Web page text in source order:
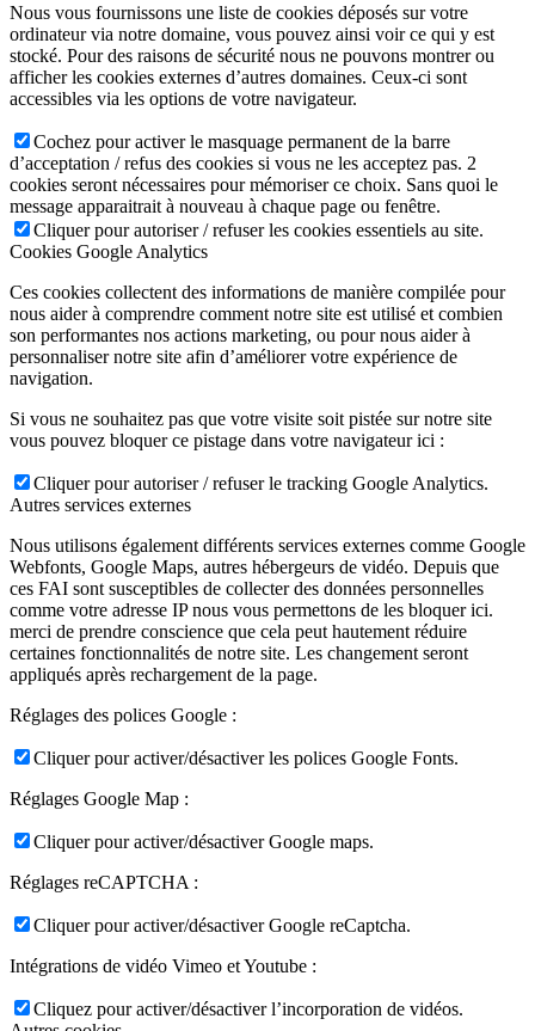
Nous vous fournissons une liste de cookies déposés sur votre
ordinateur via notre domaine, vous pouvez ainsi voir ce qui y est
stocké. Pour des raisons de sécurité nous ne pouvons montrer ou
afficher les cookies externes d’autres domaines. Ceux-ci sont
accessibles via les options de votre navigateur.
Cochez pour activer le masquage permanent de la barre
d’acceptation / refus des cookies si vous ne les acceptez pas. 2
cookies seront nécessaires pour mémoriser ce choix. Sans quoi le
message apparaitrait à nouveau à chaque page ou fenêtre.
Cliquer pour autoriser / refuser les cookies essentiels au site.
Cookies Google Analytics
Ces cookies collectent des informations de manière compilée pour
nous aider à comprendre comment notre site est utilisé et combien
son performantes nos actions marketing, ou pour nous aider à
personnaliser notre site afin d’améliorer votre expérience de
navigation.
Si vous ne souhaitez pas que votre visite soit pistée sur notre site
vous pouvez bloquer ce pistage dans votre navigateur ici :
Cliquer pour autoriser / refuser le tracking Google Analytics.
Autres services externes
Nous utilisons également différents services externes comme Google
Webfonts, Google Maps, autres hébergeurs de vidéo. Depuis que
ces FAI sont susceptibles de collecter des données personnelles
comme votre adresse IP nous vous permettons de les bloquer ici.
merci de prendre conscience que cela peut hautement réduire
certaines fonctionnalités de notre site. Les changement seront
appliqués après rechargement de la page.
Réglages des polices Google :
Cliquer pour activer/désactiver les polices Google Fonts.
Réglages Google Map :
Cliquer pour activer/désactiver Google maps.
Réglages reCAPTCHA :
Cliquer pour activer/désactiver Google reCaptcha.
Intégrations de vidéo Vimeo et Youtube :
Cliquez pour activer/désactiver l’incorporation de vidéos.